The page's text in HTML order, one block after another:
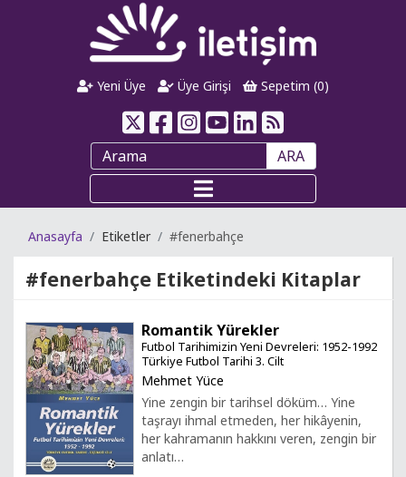
Yeni Üye Üye Girişi Sepetim (0)
ARA
Anasayfa Etiketler #fenerbahçe
#fenerbahçe Etiketindeki Kitaplar
Romantik Yürekler
Futbol Tarihimizin Yeni Devreleri: 1952-1992
Türkiye Futbol Tarihi 3. Cilt
Mehmet Yüce
Yine zengin bir tarihsel döküm… Yine
taşrayı ihmal etmeden, her hikâyenin,
her kahramanın hakkını veren, zengin bir
anlatı…